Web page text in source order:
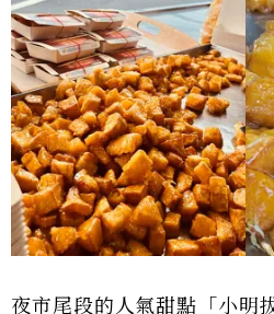
夜市尾段的人氣甜點「小明